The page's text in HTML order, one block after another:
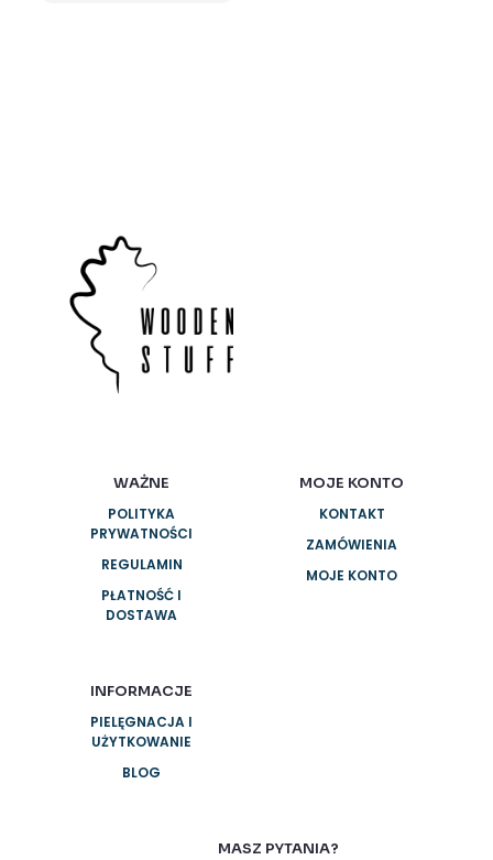
WAŻNE
POLITYKA
PRYWATNOŚCI
REGULAMIN
PŁATNOŚĆ I
DOSTAWA
MOJE KONTO
KONTAKT
ZAMÓWIENIA
MOJE KONTO
INFORMACJE
PIELĘGNACJA I
UŻYTKOWANIE
BLOG
MASZ PYTANIA?